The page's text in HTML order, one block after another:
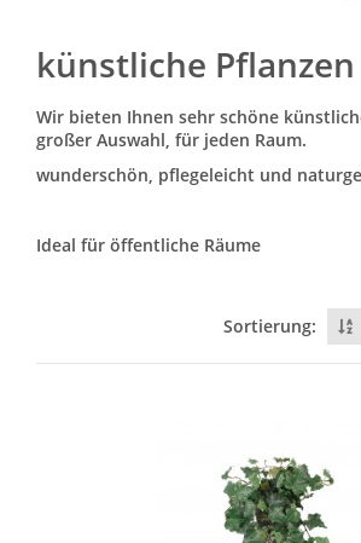
künstliche Pflanzen
Wir bieten Ihnen sehr schöne
großer Auswahl, für jeden Raum.
wunderschön, pflegeleicht und
Ideal für öffentliche Räume
Sortierung: